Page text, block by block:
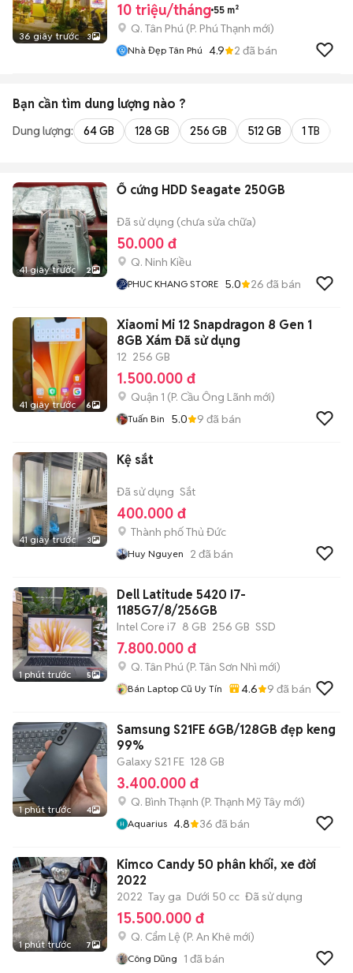
36 giây trước 3
10 triệu/tháng 55 m²
Q. Tân Phú (P. Phú Thạnh mới)
Nhà Đẹp Tân Phú 4.9 2 đã bán
Bạn cần tìm dung lượng nào ?
Dung lượng: 64 GB 128 GB 256 GB 512 GB 1 TB
41 giây trước 2
Ổ cứng HDD Seagate 250GB
Đã sử dụng (chưa sửa chữa)
50.000 đ
Q. Ninh Kiều
PHUC KHANG STORE 5.0 26 đã bán
41 giây trước 6
Xiaomi Mi 12 Snapdragon 8 Gen 1
8GB Xám Đã sử dụng
12 256 GB
1.500.000 đ
Quận 1 (P. Cầu Ông Lãnh mới)
Tuấn Bin 5.0 9 đã bán
41 giây trước 3
Kệ sắt
Đã sử dụng Sắt
400.000 đ
Thành phố Thủ Đức
Huy Nguyen 2 đã bán
1 phút trước 5
Dell Latitude 5420 I7-
1185G7/8/256GB
Intel Core i7 8 GB 256 GB SSD
7.800.000 đ
Q. Tân Phú (P. Tân Sơn Nhì mới)
Bán Laptop Cũ Uy Tín 4.6 9 đã bán
1 phút trước 4
Samsung S21FE 6GB/128GB đẹp keng
99%
Galaxy S21 FE 128 GB
3.400.000 đ
Q. Bình Thạnh (P. Thạnh Mỹ Tây mới)
Aquarius 4.8 36 đã bán
1 phút trước 7
Kimco Candy 50 phân khối, xe đời
2022
2022 Tay ga Dưới 50 cc Đã sử dụng
15.500.000 đ
Q. Cẩm Lệ (P. An Khê mới)
Công Dũng 1 đã bán